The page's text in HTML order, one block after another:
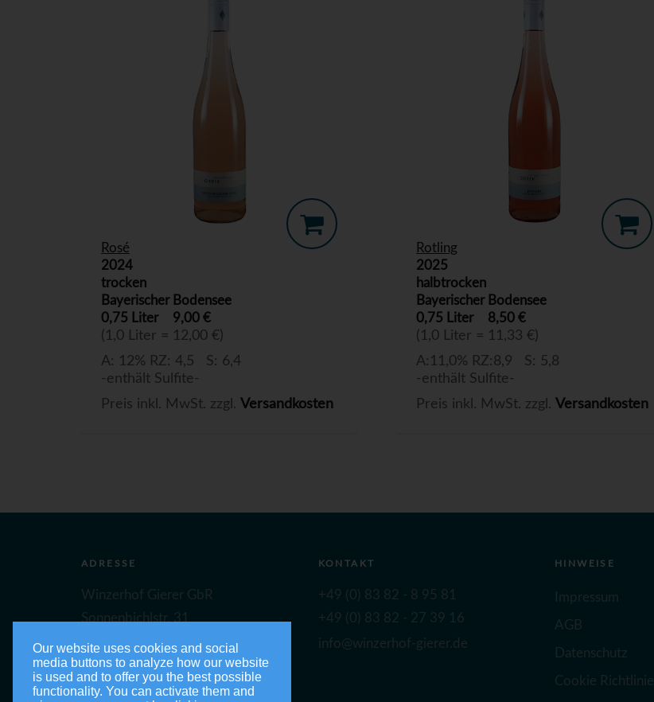
Rosé
2024
trocken
Bayerischer Bodensee
0,75 Liter
9,00 €
(1,0 Liter = 12,00 €)
A: 12% RZ: 4,5 S: 6,4
-enthält Sulfite-
Preis inkl. MwSt. zzgl. Versandkosten
Rotling
2025
halbtrocken
Bayerischer Bodensee
0,75 Liter
8,50 €
(1,0 Liter = 11,33 €)
A:11,0% RZ:8,9 S: 5,8
-enthält Sulfite-
Preis inkl. MwSt. zzgl. Versandkosten
ADRESSE
Winzerhof Gierer GbR
Sonnenbichlstr. 31
88149 Nonnenhorn
KONTAKT
+49 (0) 83 82 - 8 95 81
+49 (0) 83 82 - 27 39 16
info@winzerhof-gierer.de
HINWEISE
Impressum
AGB
Datenschutz
Cookie Richtlinie
Our website uses cookies and social
media buttons to analyze how our website
is used and to offer you the best possible
functionality. You can activate them and